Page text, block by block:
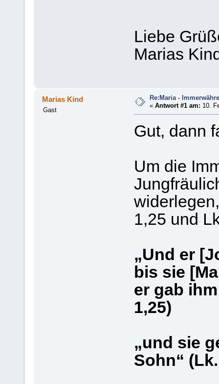
Liebe
Marias
Marias Kind
Gast
Re:Maria -
«Antwort #1 am: 10.
Gut, dann
Um die
1,25 und
„Und er
bis sie
er gab
1,25)
„und sie
Sohn“